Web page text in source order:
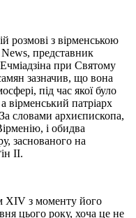
розмові з вірменською
представник
при Святому
зазначив, що вона
під час якої було
вірменський патріарх
словами архиєпископа,
і обидва
заснованого на
II.
XIV з моменту його
цього року, хоча це не